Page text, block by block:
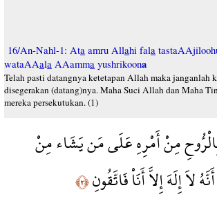
16/An-Nahl-1: Ata amru Allahi fala
wataAAala AAamma yushrikoona
Telah pasti datangnya ketetapan Allah maka janganlah
disegerakan (datang)nya. Maha Suci Allah dan Maha
mereka persekutukan. (1)
مِنْ أَمْرِهِ عَلَى مَن يَشَاء مِنْ
لاَ إِلَهَ إِلاَّ أَنَاْ فَاتَّقُونِ﴿٢﴾